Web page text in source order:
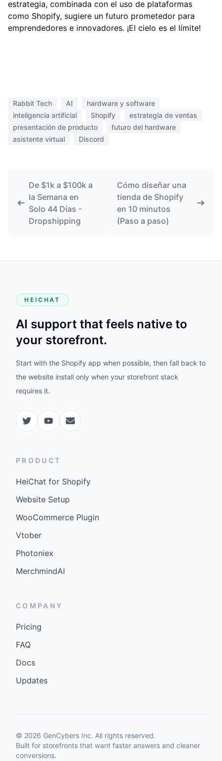
estrategia, combinada con el uso de plataformas
como Shopify, sugiere un futuro prometedor para
emprendedores e innovadores. ¡El cielo es el límite!
Rabbit Tech AI
hardware y software
inteligencia artificial
Shopify
estrategia de ventas
presentación de producto
futuro del hardware
asistente virtual
Discord
De $1k a $100k a
la Semana en
Solo 44 Días -
Dropshipping
Cómo diseñar una
tienda de Shopify
en 10 minutos
(Paso a paso)
HEICHAT
AI support that feels native to
your storefront.
Start with the Shopify app when possible, then fall back to
the website install only when your storefront stack
requires it.
PRODUCT
HeiChat for Shopify
Website Setup
WooCommerce Plugin
Vtober
Photoniex
MerchmindAI
COMPANY
Pricing
FAQ
Docs
Updates
© 2026 GenCybers Inc. All rights reserved.
Built for storefronts that want faster answers and cleaner
conversions.